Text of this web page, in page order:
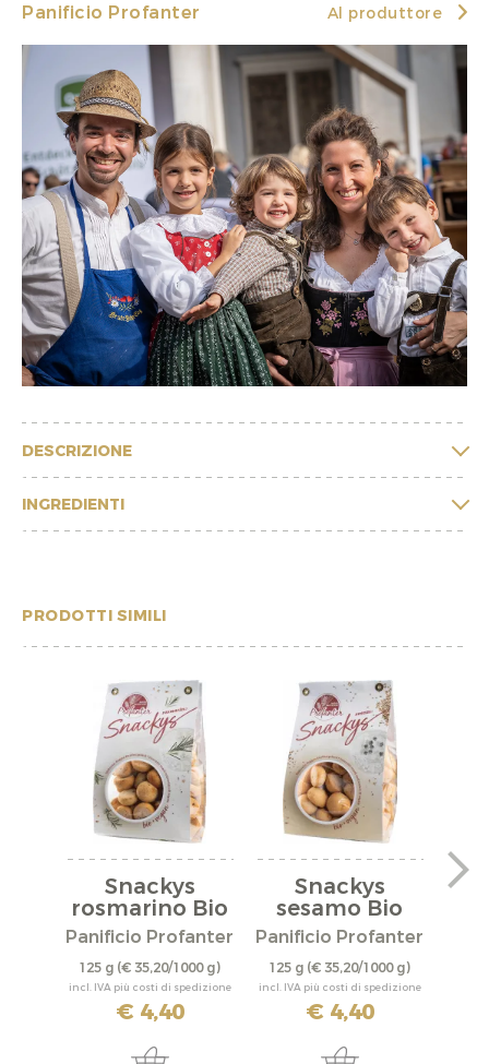
Panificio Profanter Al produttore
DESCRIZIONE
INGREDIENTI
PRODOTTI SIMILI
Snackys
rosmarino Bio
Panificio Profanter
125 g (€ 35,20/1000 g)
incl. IVA più costi di spedizione
€ 4,40
Snackys
sesamo Bio
Panificio Profanter
125 g (€ 35,20/1000 g)
incl. IVA più costi di spedizione
€ 4,40